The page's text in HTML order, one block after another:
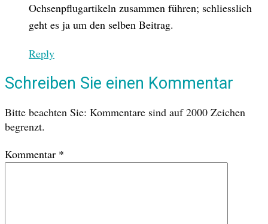
Ochsenpflugartikeln zusammen führen; schliesslich
geht es ja um den selben Beitrag.
Reply
Schreiben Sie einen Kommentar
Bitte beachten Sie: Kommentare sind auf 2000 Zeichen
begrenzt.
Kommentar *